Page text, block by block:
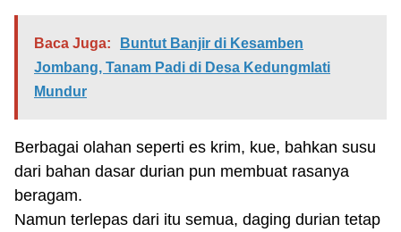
Baca Juga:
Buntut Banjir di Kesamben
Jombang, Tanam Padi di Desa Kedungmlati
Mundur
Berbagai olahan seperti es krim, kue, bahkan susu
dari bahan dasar durian pun membuat rasanya
beragam.
Namun terlepas dari itu semua, daging durian tetap